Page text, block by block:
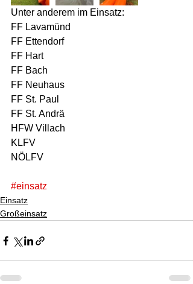
Unter anderem im Einsatz:
FF Lavamünd
FF Ettendorf
FF Hart
FF Bach
FF Neuhaus
FF St. Paul
FF St. Andrä
HFW Villach
KLFV
NÖLFV
#einsatz
Einsatz
Großeinsatz